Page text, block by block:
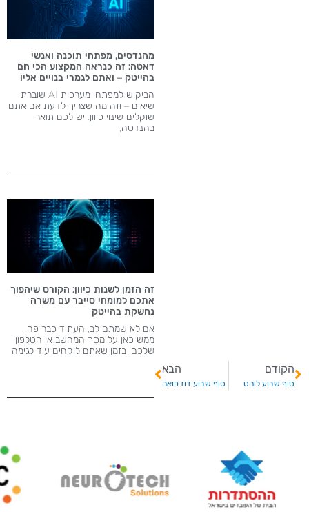
הקודם
סוף שבוע לוהט
הבא
סוף שבוע דוז פואה
מהנדסים, מפתחי תוכנה ואנשי
דאטה: זה כנראה המקצוע הכי חם
בהייטק – ואתם לגמרי בנויים אליו
הביקוש למפתחי מערכות AI שוברת
שיאים – וזה מה שצריך לדעת אם אתם
שוקלים שינוי כיוון. יש לכם תואר
בהנדסה,
זה הזמן לשנות כיוון: הקורס שיהפוך
אתכם למומחי סייבר עם משרה
נחשקת בהייטק
אם לא שמתם לב, העתיד כבר פה,
ממש כאן על מסך המחשב או הטלפון
שלכם. בזמן שאתם לוקחים עוד לגימה